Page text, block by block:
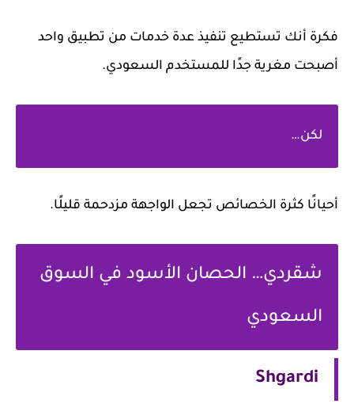
أنك تستطيع تنفيذ عدة خدمات من تطبيق واحد
مغرية جدًا للمستخدم السعودي.
لكن…
كثرة الخصائص تجعل الواجهة مزدحمة قليلًا.
شقردي… الحصان الأسود في السوق
السعودي
Shgardi